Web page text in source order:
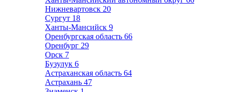
Нижневартовск 20
Сургут 18
Ханты-Мансийск 9
Оренбургская область 66
Оренбург 29
Орск 7
Бузулук 6
Астраханская область 64
Астрахань 47